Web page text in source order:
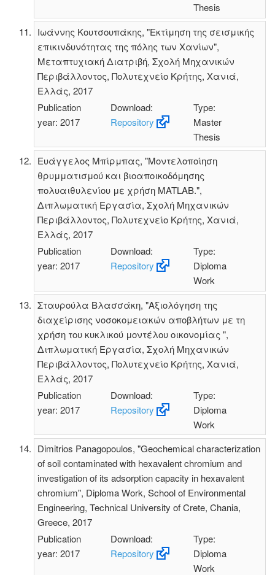
Thesis
Ιωάννης Κουτσουπάκης, "Εκτίμηση της σεισμικής
επικινδυνότητας της πόλης των Χανίων",
Μεταπτυχιακή Διατριβή, Σχολή Μηχανικών
Περιβάλλοντος, Πολυτεχνείο Κρήτης, Χανιά,
Ελλάς, 2017
Publication
year: 2017
Download:
Repository
Type:
Master
Thesis
Ευάγγελος Μπίρμπας, "Μοντελοποίηση
θρυμματισμού και βιοαποικοδόμησης
πολυαιθυλενίου με χρήση MATLAB.",
Διπλωματική Εργασία, Σχολή Μηχανικών
Περιβάλλοντος, Πολυτεχνείο Κρήτης, Χανιά,
Ελλάς, 2017
Publication
year: 2017
Download:
Repository
Type:
Diploma
Work
Σταυρούλα Βλασσάκη, "Αξιολόγηση της
διαχείρισης νοσοκομειακών αποβλήτων με τη
χρήση του κυκλικού μοντέλου οικονομίας ",
Διπλωματική Εργασία, Σχολή Μηχανικών
Περιβάλλοντος, Πολυτεχνείο Κρήτης, Χανιά,
Ελλάς, 2017
Publication
year: 2017
Download:
Repository
Type:
Diploma
Work
Dimitrios Panagopoulos, "Geochemical characterization
of soil contaminated with hexavalent chromium and
investigation of its adsorption capacity in hexavalent
chromium", Diploma Work, School of Environmental
Engineering, Technical University of Crete, Chania,
Greece, 2017
Publication
year: 2017
Download:
Repository
Type:
Diploma
Work